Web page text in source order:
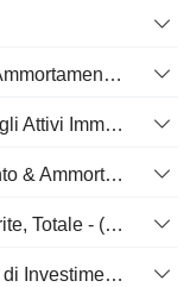
Deprezzamento, Esaurimento & Ammortamento - (Specifico del Modello)
Ammortamento del Goodwill e degli Attivi Immateriale - (CF)
Totale Ammortamento, Esaurimento & Ammortamento - (Specifico al Modello)
Ammortamento delle Spese Differite, Totale - (Specifico del Modello)
(Guadagno) Perdita sulla Vendita di Investimenti - (CF)